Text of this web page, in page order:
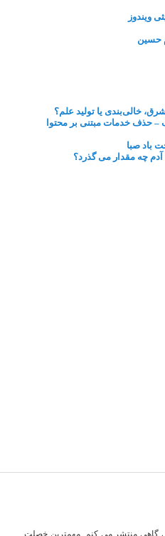
حسین
خالی‌بندی یا تولید علم؟
حذف خدمات مبتنی بر محتوا
باد صبا
چه مقدار می گذرد؟
بی گاهی منتشر می کنم. مهمترین خصلت